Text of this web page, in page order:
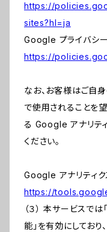
https://
sites?hl=ja
Google プライバシー
https://
なお、お客様はご自
で使用されることを
る Google アナリテ
ください。
Google アナリティク
https://
（３） 本サービス
能」を有効にしており